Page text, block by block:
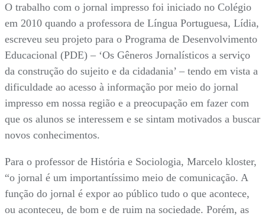
O trabalho com o jornal impresso foi iniciado no Colégio
em 2010 quando a professora de Língua Portuguesa, Lídia,
escreveu seu projeto para o Programa de Desenvolvimento
Educacional (PDE) – ‘Os Gêneros Jornalísticos a serviço
da construção do sujeito e da cidadania’ – tendo em vista a
dificuldade ao acesso à informação por meio do jornal
impresso em nossa região e a preocupação em fazer com
que os alunos se interessem e se sintam motivados a buscar
novos conhecimentos.
Para o professor de História e Sociologia, Marcelo kloster,
“o jornal é um importantíssimo meio de comunicação. A
função do jornal é expor ao público tudo o que acontece,
ou aconteceu, de bom e de ruim na sociedade. Porém, as